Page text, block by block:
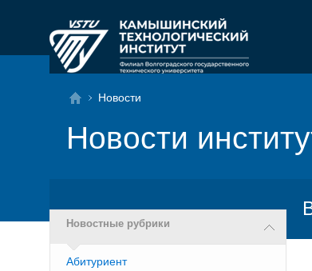
Новости
Новости
Новостные рубрики
Абитуриент